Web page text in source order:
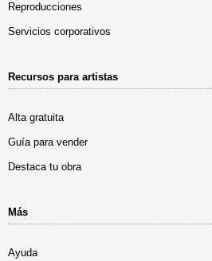
Reproducciones
Servicios corporativos
Recursos para artistas
Alta gratuita
Guía para vender
Destaca tu obra
Más
Ayuda